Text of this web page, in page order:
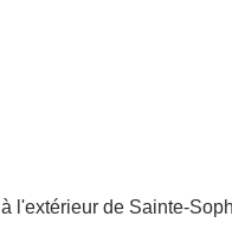
l'extérieur de Sainte-